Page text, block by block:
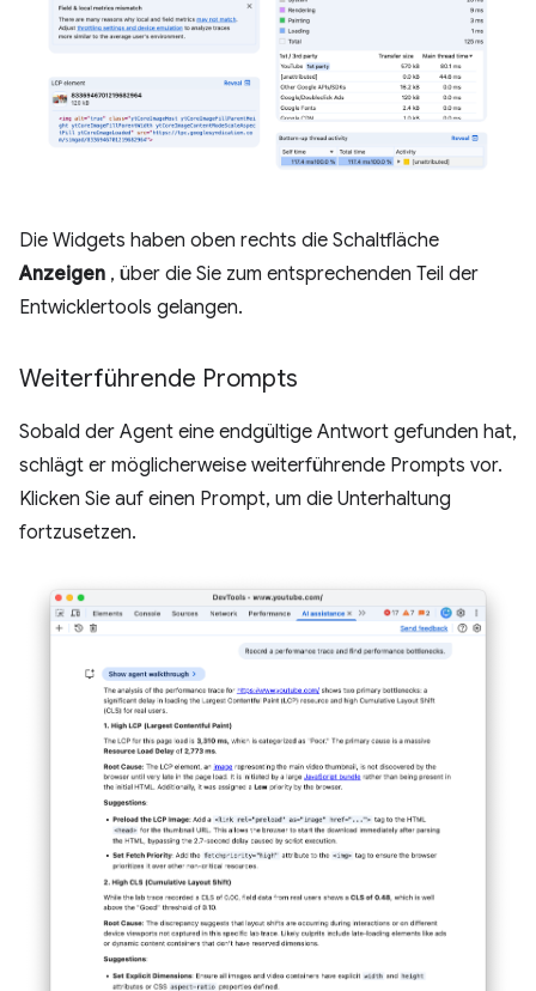
Die Widgets haben oben rechts die Schaltfläche
Anzeigen , über die Sie zum entsprechenden Teil der
Entwicklertools gelangen.
Weiterführende Prompts
Sobald der Agent eine endgültige Antwort gefunden hat,
schlägt er möglicherweise weiterführende Prompts vor.
Klicken Sie auf einen Prompt, um die Unterhaltung
fortzusetzen.